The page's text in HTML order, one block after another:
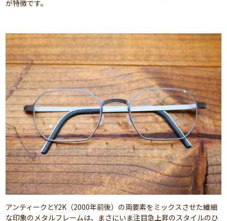
が特徴です。
アンティークとY2K（2000年前後）の両要素をミックスさせた繊細
な印象のメタルフレームは、まさにいま注目急上昇のスタイルのひ